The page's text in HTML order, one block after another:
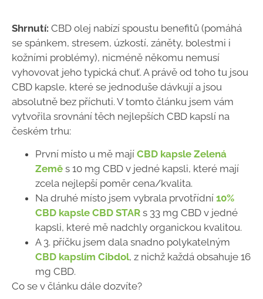
Shrnutí: CBD olej nabízí spoustu benefitů (pomáhá
se spánkem, stresem, úzkostí, záněty, bolestmi i
kožními problémy), nicméně někomu nemusí
vyhovovat jeho typická chuť. A právě od toho tu jsou
CBD kapsle, které se jednoduše dávkují a jsou
absolutně bez příchuti. V tomto článku jsem vám
vytvořila srovnání těch nejlepších CBD kapslí na
českém trhu:
První místo u mě mají CBD kapsle Zelená
Země s 10 mg CBD v jedné kapsli, které mají
zcela nejlepší poměr cena/kvalita.
Na druhé místo jsem vybrala prvotřídní 10%
CBD kapsle CBD STAR s 33 mg CBD v jedné
kapsli, které mě nadchly organickou kvalitou.
A 3. příčku jsem dala snadno polykatelným
CBD kapslím Cibdol, z nichž každá obsahuje 16
mg CBD.
Co se v článku dále dozvíte?